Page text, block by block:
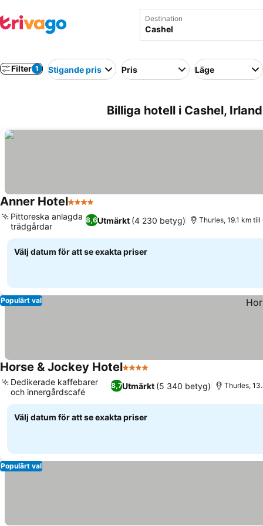
Destination
Filter 1 Stigande pris Pris Läge
Billiga hotell i Cashel,
Anner Hotel4 Stjärnor
8,6Utmärkt (4 230 betyg)
Pittoreska anlagda
trädgårdar
Thurles, 19.1 km till
Välj datum för att se exakta priser
Populärt val
Horse & Jockey Hotel4 Stjärnor
8,7Utmärkt (5 340 betyg)
Dedikerade kaffebarer
och innergårdscafé
Thurles,
Välj datum för att se exakta priser
Populärt val